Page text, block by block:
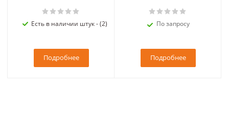
Есть в наличии штук - (2)
Подробнее
По запросу
Подробнее